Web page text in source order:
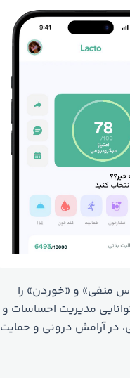
منفی» و «خوردن» را
مدیریت احساسات و
در آرامش درونی و حمایت